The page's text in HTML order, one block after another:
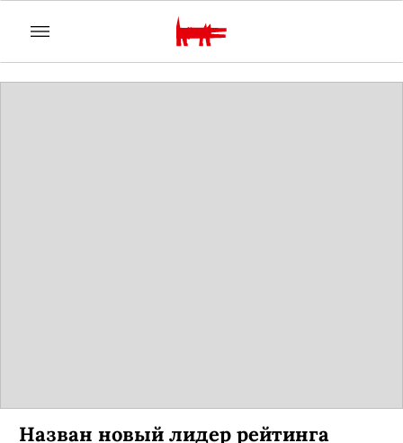
Назван новый лидер рейтинга